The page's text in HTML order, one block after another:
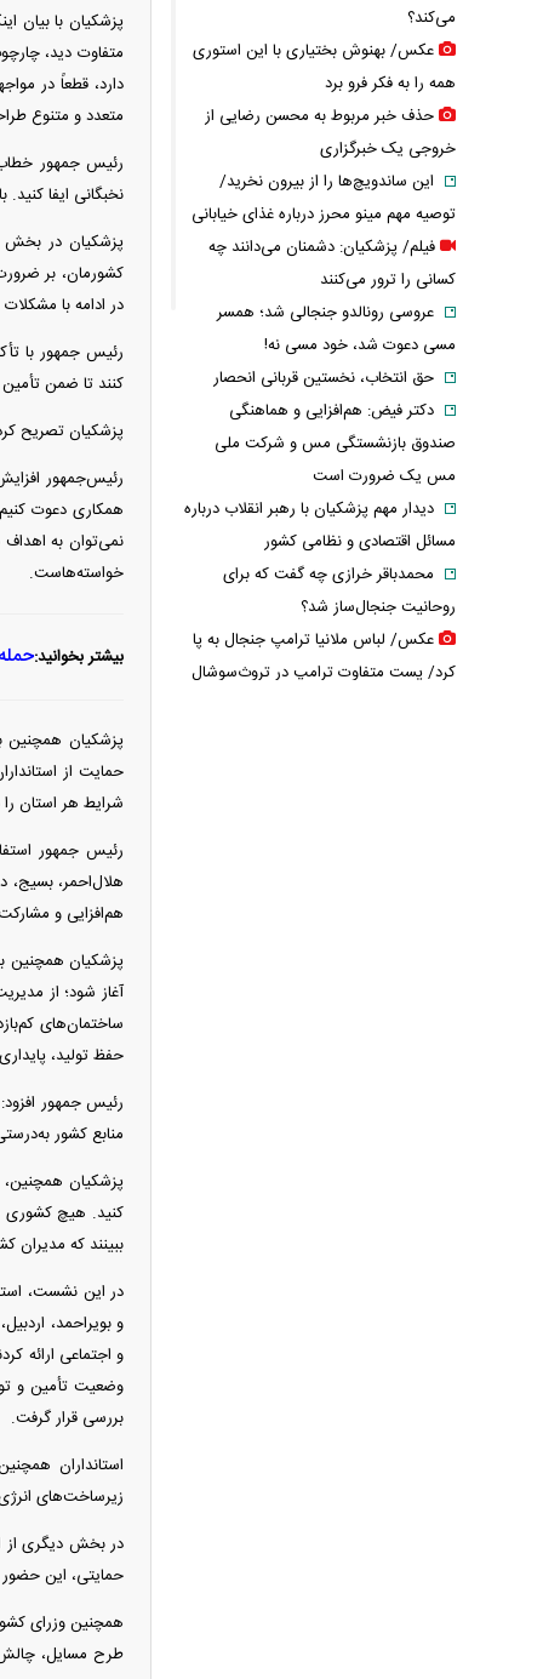
پزشکیان با بیان
متفاوت دید،
دارد، قطعاً در
متعدد و متنوع
رئیس جمهور خطاب
نخبگانی ایفا
پزشکیان در بخش
کشورمان، بر
در ادامه با
رئیس جمهور با
کنند تا ضمن تأمین
پزشکیان تصریح
رئیس‌جمهور
همکاری دعوت
نمی‌توان به
خواسته‌هاست.
بیشتر بخوانید:
پزشکیان همچنین
حمایت از
شرایط هر استان
رئیس جمهور
هلال‌احمر، بسیج،
هم‌افزایی و
پزشکیان همچنین
آغاز شود؛ از
ساختمان‌های
حفظ تولید،
رئیس جمهور
منابع کشور
پزشکیان همچنین،
کنید. هیچ کشوری
ببینند که مدیران
در این نشست،
و بویراحمد،
و اجتماعی ارائه
وضعیت تأمین و
بررسی قرار گرفت.
استانداران
زیرساخت‌های
حمایتی، این حضور
همچنین وزرای
طرح مسایل،
می‌کند؟
عکس/ بهنوش بختیاری با این استوری
همه را به فکر فرو برد
حذف خبر مربوط به محسن رضایی از
خروجی یک خبرگزاری
این ساندویچ‌ها را از بیرون نخرید/
توصیه مهم مینو محرز درباره غذای خیابانی
فیلم/ پزشکیان: دشمنان می‌دانند چه
کسانی را ترور می‌کنند
عروسی رونالدو جنجالی شد؛ همسر
مسی دعوت شد، خود مسی نه!
حق انتخاب، نخستین قربانی انحصار
دکتر فیض: هم‌افزایی و هماهنگی
صندوق بازنشستگی مس و شرکت ملی
مس یک ضرورت است
دیدار مهم پزشکیان با رهبر انقلاب درباره
مسائل اقتصادی و نظامی کشور
محمدباقر خرازی چه گفت که برای
روحانیت جنجال‌ساز شد؟
عکس/ لباس ملانیا ترامپ جنجال به پا
کرد/ پست متفاوت ترامپ در تروث‌سوشال